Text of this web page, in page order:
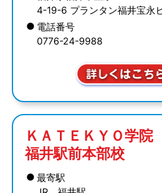
4-19-6 プランタン福井宝永
● 電話番号
0776-24-9988
ＫＡＴＥＫＹＯ学院
福井駅前本部校
● 最寄駅